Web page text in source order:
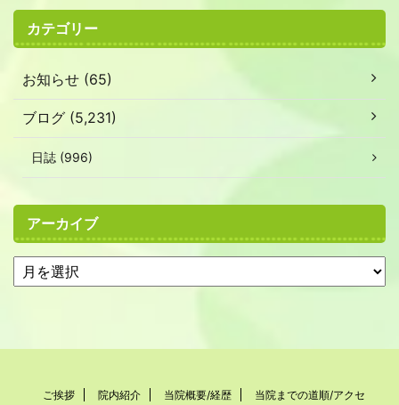
カテゴリー
お知らせ (65)
ブログ (5,231)
日誌 (996)
アーカイブ
ご挨拶 院内紹介 当院概要/経歴
当院までの道順/アクセ